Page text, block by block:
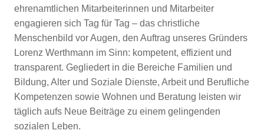
ehrenamtlichen Mitarbeiterinnen und Mitarbeiter
engagieren sich Tag für Tag – das christliche
Menschenbild vor Augen, den Auftrag unseres Gründers
Lorenz Werthmann im Sinn: kompetent, effizient und
transparent. Gegliedert in die Bereiche Familien und
Bildung, Alter und Soziale Dienste, Arbeit und Berufliche
Kompetenzen sowie Wohnen und Beratung leisten wir
täglich aufs Neue Beiträge zu einem gelingenden
sozialen Leben.